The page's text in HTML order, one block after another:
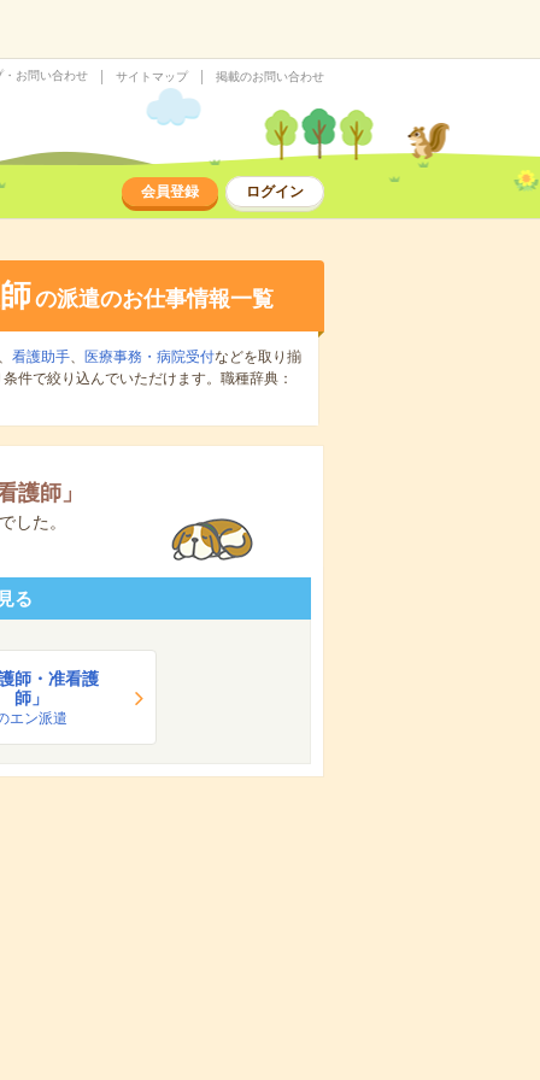
・お問い合わせ サイトマップ 掲載のお問い合わせ
会員登録 ログイン
の派遣のお仕事情報一覧
、 看護助手、 医療事務・病院受付などを取り揃
件で絞り込んでいただけます。職種辞典：
護師 」
した。
る
護師・准看護
師」
エン派遣